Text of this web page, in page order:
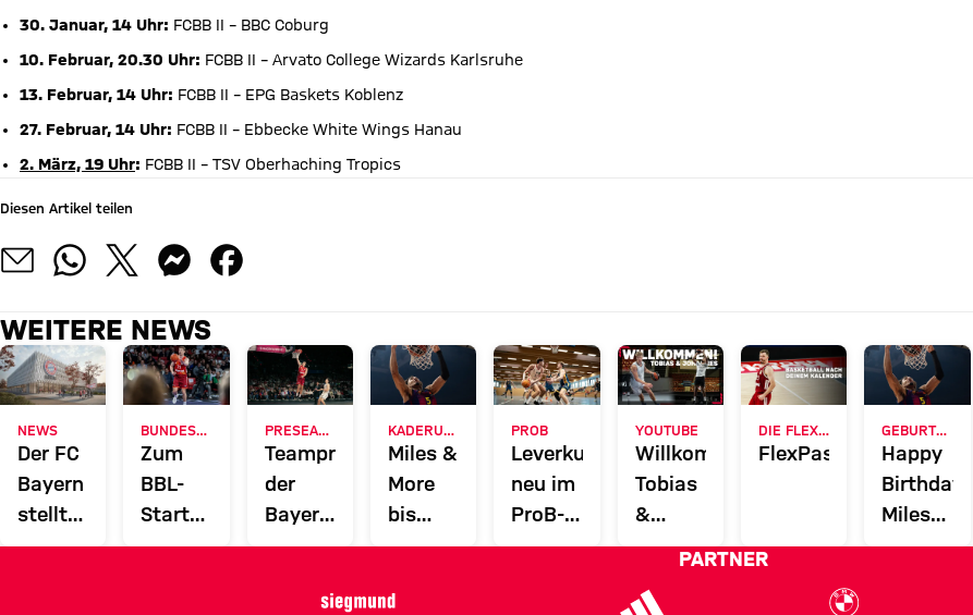
30. Januar, 14 Uhr: FCBB II – BBC Coburg
10. Februar, 20.30 Uhr: FCBB II – Arvato College Wizards Karlsruhe
13. Februar, 14 Uhr: FCBB II – EPG Baskets Koblenz
27. Februar, 14 Uhr: FCBB II – Ebbecke White Wings Hanau
2. März, 19 Uhr: FCBB II – TSV Oberhaching Tropics
Diesen Artikel teilen
WEITERE NEWS
NEWS
Der FC
Bayern
stellt
Bauantrag
Zum
BBL-
Start
zwei
PRESEASON
Teampräsentation
der
Bayern
mit
Miles &
More
bis
2028:
Forward
PROB
Leverkusen
neu im
ProB-
Feld
YOUTUBE
Willkommen
Tobias
&
Johannes
DIE FLEXIBLE ALTERNATIVE ZUR DAUERKARTE
FlexPass
GEBURTSTAGE
Happy
Birthday,
Miles
Norris!
PARTNER